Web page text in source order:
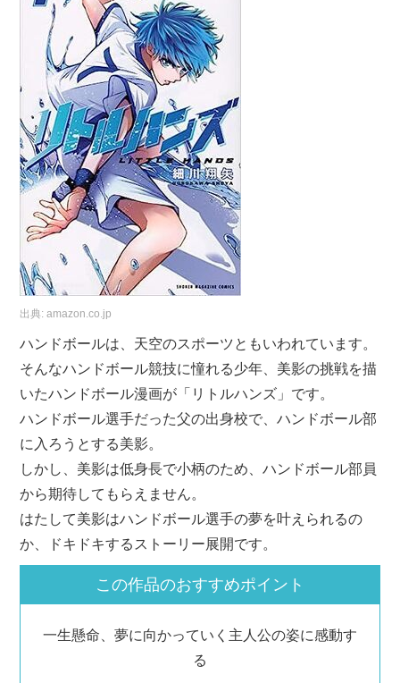
出典:amazon.co.jp
ハンドボールは、天空のスポーツともいわれています。
そんなハンドボール競技に憧れる少年、美影の挑戦を描
いたハンドボール漫画が「リトルハンズ」です。
ハンドボール選手だった父の出身校で、ハンドボール部
に入ろうとする美影。
しかし、美影は低身長で小柄のため、ハンドボール部員
から期待してもらえません。
はたして美影はハンドボール選手の夢を叶えられるの
か、ドキドキするストーリー展開です。
この作品のおすすめポイント
一生懸命、夢に向かっていく主人公の姿に感動す
る